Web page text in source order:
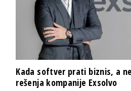
Kada softver prati biznis, a
rešenja kompanije Exsolvo